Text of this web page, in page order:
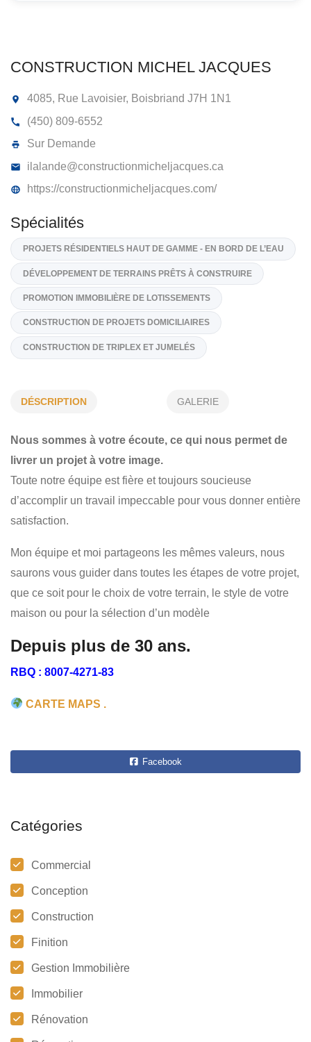
CONSTRUCTION MICHEL JACQUES
(450) 809-6552
Sur Demande
ilalande@constructionmicheljacques.ca
https://constructionmicheljacques.com/
Spécialités
DÉVELOPPEMENT DE TERRAINS PRÊTS À CONSTRUIRE
CONSTRUCTION DE PROJETS DOMICILIAIRES
CONSTRUCTION DE TRIPLEX ET JUMELÉS
DÉSCRIPTION GALERIE
Nous sommes à votre écoute, ce qui nous permet de
livrer un projet à votre image.
Toute notre équipe est fière et toujours soucieuse
d’accomplir un travail impeccable pour vous donner entière
satisfaction.
Mon équipe et moi partageons les mêmes valeurs, nous
saurons vous guider dans toutes les étapes de votre projet,
que ce soit pour le choix de votre terrain, le style de votre
maison ou pour la sélection d’un modèle
Depuis plus de 30 ans.
RBQ : 8007-4271-83
CARTE MAPS .
Facebook
Catégories
Commercial
Conception
Construction
Finition
Gestion Immobilière
Immobilier
Rénovation